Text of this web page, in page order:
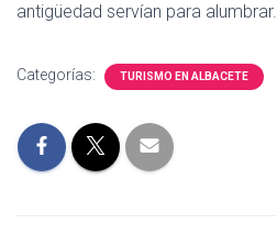
antigüedad servían para alumbrar.
Categorías: TURISMO EN ALBACETE